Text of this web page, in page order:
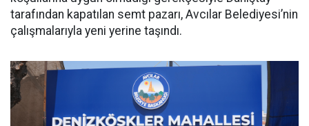
tarafından kapatılan semt pazarı, Avcılar Belediyesi’nin
çalışmalarıyla yeni yerine taşındı.